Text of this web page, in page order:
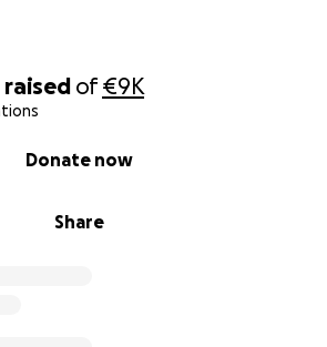
raised of€9K
Share
Donate now